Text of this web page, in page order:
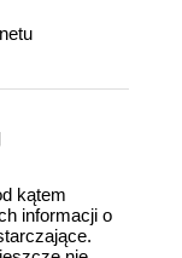
kątem
informacji o